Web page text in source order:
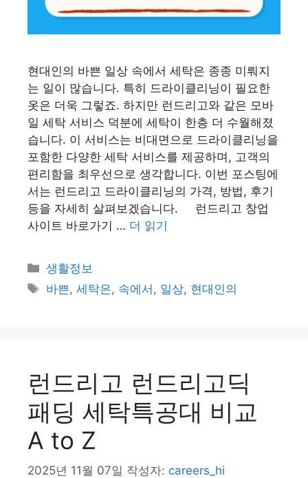
현대인의 바쁜 일상 속에서 세탁은 종종 미뤄지
는 일이 많습니다. 특히 드라이클리닝이 필요한
옷은 더욱 그렇죠. 하지만 런드리고와 같은 모바
일 세탁 서비스 덕분에 세탁이 한층 더 수월해졌
습니다. 이 서비스는 비대면으로 드라이클리닝을
포함한 다양한 세탁 서비스를 제공하며, 고객의
편리함을 최우선으로 생각합니다. 이번 포스팅에
서는 런드리고 드라이클리닝의 가격, 방법, 후기
등을 자세히 살펴보겠습니다. 런드리고 창업
사이트 바로가기 … 더 읽기
카
테
고
생활정보
태
바쁜,세탁은, 속에서 , 일상, 현대인의
런드리고 런드리고딕
패딩 세탁특공대 비교
A to Z
2025년 11월 07일 작성자: careers_hi